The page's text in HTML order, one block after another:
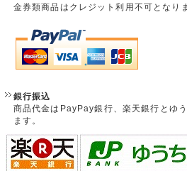
金券類商品はクレジット利用不可となり
銀行振込
商品代金はPayPay銀行、楽天銀行とゆ
ます。